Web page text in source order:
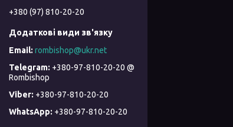
+380 (97) 810-20-20
rombishop@ukr.net
+380-97-810-20-20 @
Rombishop
+380-97-810-20-20
+380-97-810-20-20